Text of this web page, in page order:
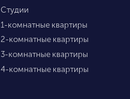
Студии
1-комнатные квартиры
2-комнатные квартиры
3-комнатные квартиры
4-комнатные квартиры